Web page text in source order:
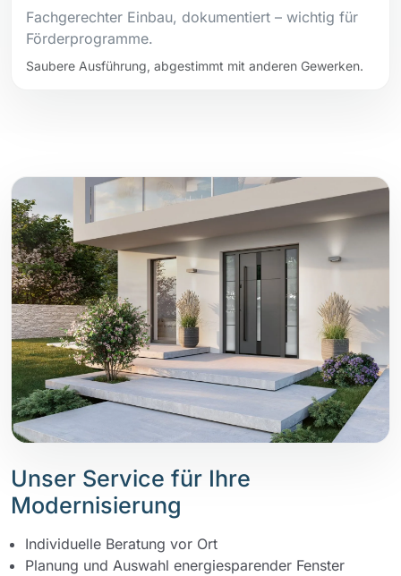
Fachgerechter Einbau, dokumentiert – wichtig für
Förderprogramme.
Saubere Ausführung, abgestimmt mit anderen Gewerken.
Unser Service für Ihre
Modernisierung
Individuelle Beratung vor Ort
Planung und Auswahl energiesparender Fenster